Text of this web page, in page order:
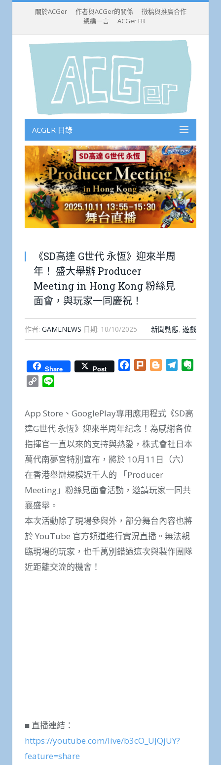
關於ACGer 作者與ACGer的關係
徵稿與推廣合作
總編一言
ACGer FB
ACGER 目錄
《SD高達 G世代 永恆》迎來半周
年！ 盛大舉辦 Producer
Meeting in Hong Kong 粉絲見
面會，與玩家一同慶祝！
作者: GAMENEWS 日期: 10/10/2025 新聞動態, 遊戲
Share Post Facebook
Plurk BloggerTelegram
Copy
App Store、GooglePlay專用應用程式《SD高
達G世代 永恆》迎來半周年紀念！為感謝各位
指揮官一直以來的支持與熱愛，株式會社日本
萬代南夢宮特別宣布，將於 10月11日（六）
在香港舉辦規模近千人的 「Producer
Meeting」粉絲見面會活動，邀請玩家一同共
襄盛舉。
本次活動除了現場參與外，部分舞台內容也將
於 YouTube 官方頻道進行實況直播。無法親
臨現場的玩家，也千萬別錯過這次與製作團隊
近距離交流的機會！
■ 直播連結：
https://youtube.com/live/b3cO_UJQjUY?
feature=share